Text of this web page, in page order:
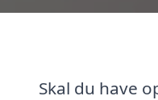
Skal du have